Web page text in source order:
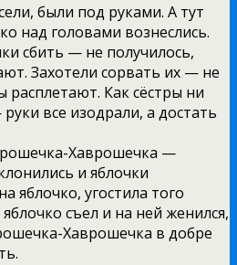
были под руками. А тут
над головами вознеслись.
сбить — не получилось,
Захотели сорвать их — не
расплетают. Как сёстры ни
все изодрали, а достать
Хаврошечка —
и яблочки
яблочко, угостила того
съел и на ней женился,
Хаврошечка в добре